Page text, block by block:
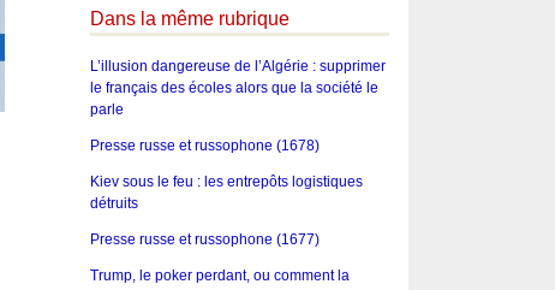
Dans la même rubrique
L’illusion dangereuse de l’Algérie : supprimer
le français des écoles alors que la société le
parle
Presse russe et russophone (1678)
Kiev sous le feu : les entrepôts logistiques
détruits
Presse russe et russophone (1677)
Trump, le poker perdant, ou comment la